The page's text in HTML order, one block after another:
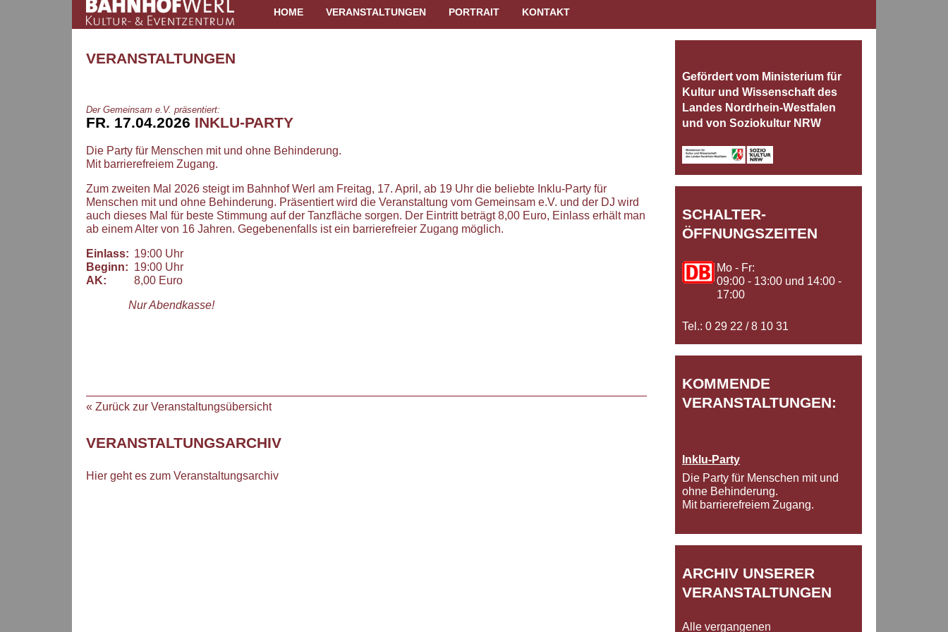
HOME VERANSTALTUNGEN(CURRENT)
PORTRAIT KONTAKT
VERANSTALTUNGEN
Der Gemeinsam e.V. präsentiert:
FR. 17.04.2026 INKLU-PARTY
Die Party für Menschen mit und ohne Behinderung.
Mit barrierefreiem Zugang.
Zum zweiten Mal 2026 steigt im Bahnhof Werl am Freitag, 17. April, ab 19 Uhr die beliebte Inklu-Party für
Menschen mit und ohne Behinderung. Präsentiert wird die Veranstaltung vom Gemeinsam e.V. und der DJ wird
auch dieses Mal für beste Stimmung auf der Tanzfläche sorgen. Der Eintritt beträgt 8,00 Euro, Einlass erhält man
ab einem Alter von 16 Jahren. Gegebenenfalls ist ein barrierefreier Zugang möglich.
Einlass: 19:00 Uhr
Beginn: 19:00 Uhr
AK:
8,00 Euro
Nur Abendkasse!
« Zurück zur Veranstaltungsübersicht
VERANSTALTUNGSARCHIV
Hier geht es zum Veranstaltungsarchiv
Gefördert vom Ministerium für
Kultur und Wissenschaft des
Landes Nordrhein‐Westfalen
und von Soziokultur NRW
SCHALTER-
ÖFFNUNGSZEITEN
Mo - Fr:
09:00 - 13:00 und 14:00 -
17:00
Tel.: 0 29 22 / 8 10 31
KOMMENDE
VERANSTALTUNGEN:
Inklu-Party
Die Party für Menschen mit und
ohne Behinderung.
Mit barrierefreiem Zugang.
ARCHIV UNSERER
VERANSTALTUNGEN
Alle vergangenen